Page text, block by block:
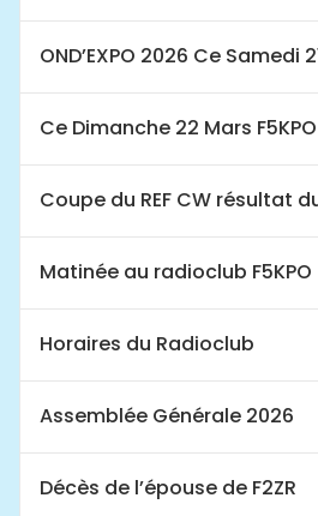
OND’EXPO 2026 Ce Samedi
Ce Dimanche 22 Mars
Coupe du REF CW résultat
Matinée au radioclub F5KPO
Horaires du Radioclub
Assemblée Générale 2026
Décès de l’épouse de F2ZR